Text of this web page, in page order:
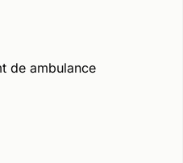
de ambulance